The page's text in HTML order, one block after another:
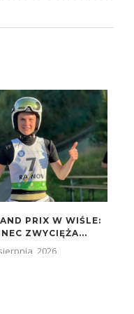
PRIX W WIŚLE:
ZWYCIĘŻA...
2026